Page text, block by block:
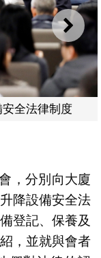
下一
全法律制度
，分別向大廈
降設備安全法
登記、保養及
，並就與會者